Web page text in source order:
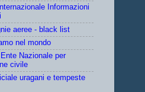
Informazioni
aeree - black list
nel mondo
Nazionale per
civile
uragani e tempeste